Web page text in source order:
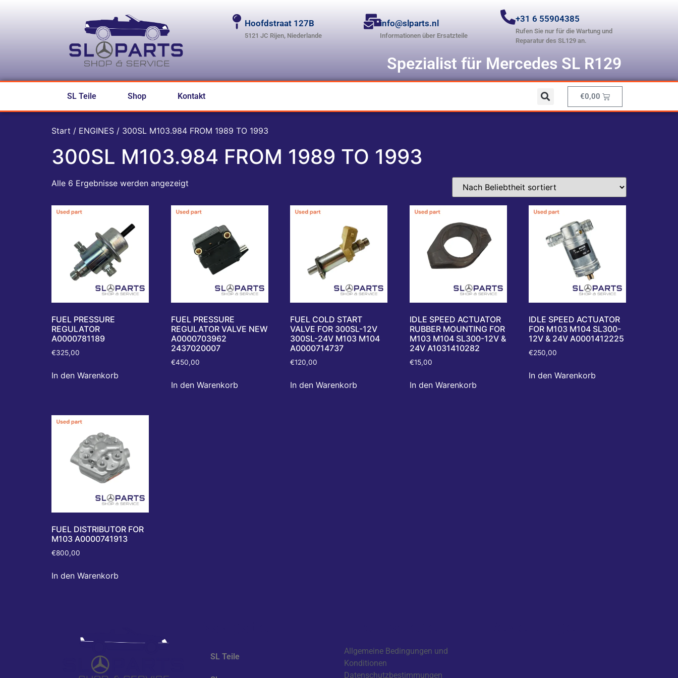
Hoofdstraat 127B
5121 JC Rijen, Niederlande
info@slparts.nl
Informationen über Ersatzteile
+31 6 55904385
Rufen Sie nur für die Wartung und
Reparatur des SL129 an.
Spezialist für Mercedes SL R129
SL Teile Shop Kontakt €0,00
Start / ENGINES / 300SL M103.984 FROM 1989 TO 1993
300SL M103.984 FROM 1989 TO 1993
Alle 6 Ergebnisse werden angezeigt
FUEL PRESSURE
REGULATOR
A0000781189
€325,00
In den Warenkorb
FUEL PRESSURE
REGULATOR VALVE NEW
A0000703962
2437020007
€450,00
In den Warenkorb
FUEL COLD START
VALVE FOR 300SL-12V
300SL-24V M103 M104
A0000714737
€120,00
In den Warenkorb
IDLE SPEED ACTUATOR
RUBBER MOUNTING FOR
M103 M104 SL300-12V &
24V A1031410282
€15,00
In den Warenkorb
IDLE SPEED ACTUATOR
FOR M103 M104 SL300-
12V & 24V A0001412225
€250,00
In den Warenkorb
FUEL DISTRIBUTOR FOR
M103 A0000741913
€800,00
In den Warenkorb
SL Teile
Allgemeine Bedingungen und
Konditionen
Datenschutzbestimmungen